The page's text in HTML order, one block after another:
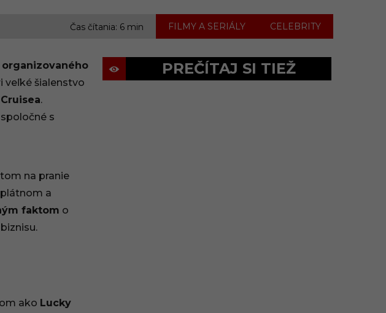
Čas čítania: 6 min FILMY A SERIÁLY CELEBRITY
organizovaného
veľké šialenstvo
.
s
na pranie
a
faktom o
ako Lucky
PREČÍTAJ SI TIEŽ